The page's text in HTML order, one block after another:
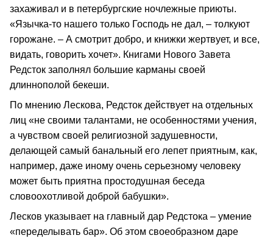
захаживал и в петербургские ночлежные приюты.
«Язычка-то нашего только Господь не дал, – толкуют
горожане. – А смотрит добро, и книжки жертвует, и все,
видать, говорить хочет». Книгами Нового Завета
Редсток заполнял большие карманы своей
длиннополой бекеши.
По мнению Лескова, Редсток действует на отдельных
лиц «не своими талантами, не особенностями учения,
а чувством своей религиозной задушевности,
делающей самый банальный его лепет приятным, как,
например, даже иному очень серьезному человеку
может быть приятна простодушная беседа
словоохотливой доброй бабушки».
Лесков указывает на главный дар Редстока – умение
«переделывать бар». Об этом своеобразном даре